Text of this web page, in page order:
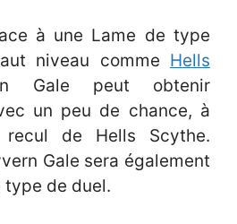
à une Lame de type
niveau comme Hells
Gale peut obtenir
un peu de chance, à
de Hells Scythe.
Gale sera également
type de duel.